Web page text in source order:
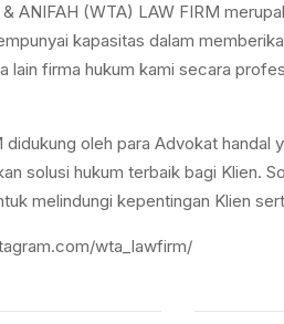
ANIFAH (WTA) LAW FIRM
kapasitas dalam
lain firma hukum kami secara
didukung oleh para Advokat handal
solusi hukum terbaik bagi Klien.
melindungi kepentingan Klien
wta_lawfirm/